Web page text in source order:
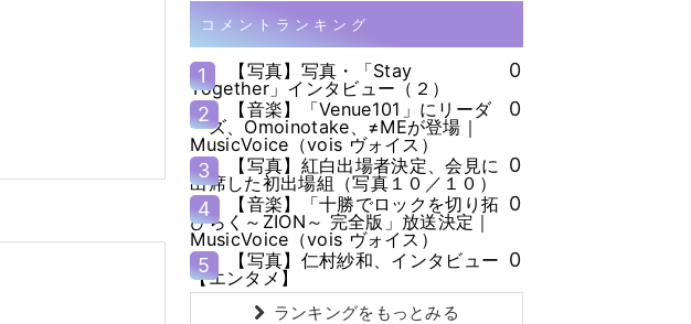
コメントランキング
1
【写真】写真・「Stay
Together」インタビュー（２）
0
2
【音楽】「Venue101」にリーダ
ーズ、Omoinotake、≠MEが登場｜
MusicVoice（vois ヴォイス）
0
3
【写真】紅白出場者決定、会見に
出席した初出場組（写真１０／１０）
0
4
【音楽】「十勝でロックを切り拓
ひらく～ZION～ 完全版」放送決定｜
MusicVoice（vois ヴォイス）
0
5
【写真】仁村紗和、インタビュー
【エンタメ】
0
ランキングをもっとみる